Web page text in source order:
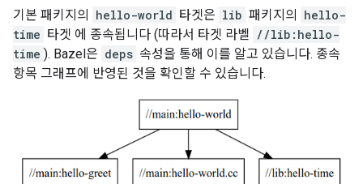
기본 패키지의 hello-world 타겟은 lib 패키지의
hello-
time 타겟 에 종속됩니다 (따라서 타겟 라벨 //lib:hello-
time ). Bazel은 deps 속성을 통해 이를 알고 있습니다. 종속
항목 그래프에 반영된 것을 확인할 수 있습니다.